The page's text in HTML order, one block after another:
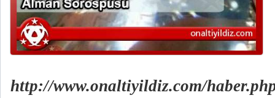
http://www.onaltiyildiz.com/